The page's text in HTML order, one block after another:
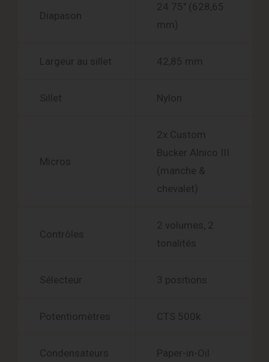
Diapason
24.75″ (628,65
mm)
Largeur au sillet 42,85 mm
Sillet Nylon
Micros
2x Custom
Bucker Alnico III
(manche &
chevalet)
Contrôles
2 volumes, 2
tonalités
Sélecteur 3 positions
Potentiomètres CTS 500k
Condensateurs Paper-in-Oil